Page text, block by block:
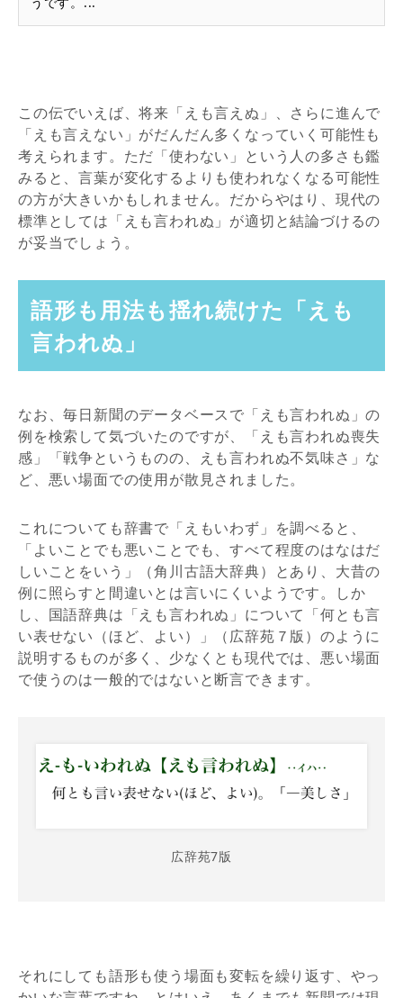
この伝でいえば、将来「えも言えぬ」、さらに進んで
「えも言えない」がだんだん多くなっていく可能性も
考えられます。ただ「使わない」という人の多さも鑑
みると、言葉が変化するよりも使われなくなる可能性
の方が大きいかもしれません。だからやはり、現代の
標準としては「えも言われぬ」が適切と結論づけるの
が妥当でしょう。
語形も用法も揺れ続けた「えも
言われぬ」
なお、毎日新聞のデータベースで「えも言われぬ」の
例を検索して気づいたのですが、「えも言われぬ喪失
感」「戦争というものの、えも言われぬ不気味さ」な
ど、悪い場面での使用が散見されました。
これについても辞書で「えもいわず」を調べると、
「よいことでも悪いことでも、すべて程度のはなはだ
しいことをいう」（角川古語大辞典）とあり、大昔の
例に照らすと間違いとは言いにくいようです。しか
し、国語辞典は「えも言われぬ」について「何とも言
い表せない（ほど、よい）」（広辞苑７版）のように
説明するものが多く、少なくとも現代では、悪い場面
で使うのは一般的ではないと断言できます。
広辞苑7版
それにしても語形も使う場面も変転を繰り返す、やっ